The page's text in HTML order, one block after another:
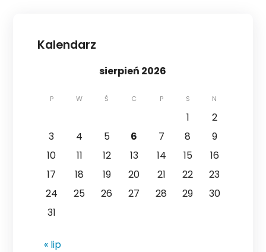
Kalendarz
sierpień 2026
P W Ś C P S N
1
2
3
4 5 6 7 8
9
10
11 12 13 14 15
16
17
18 19 20 21 22
23
24
25 26 27 28 29
30
31
« lip